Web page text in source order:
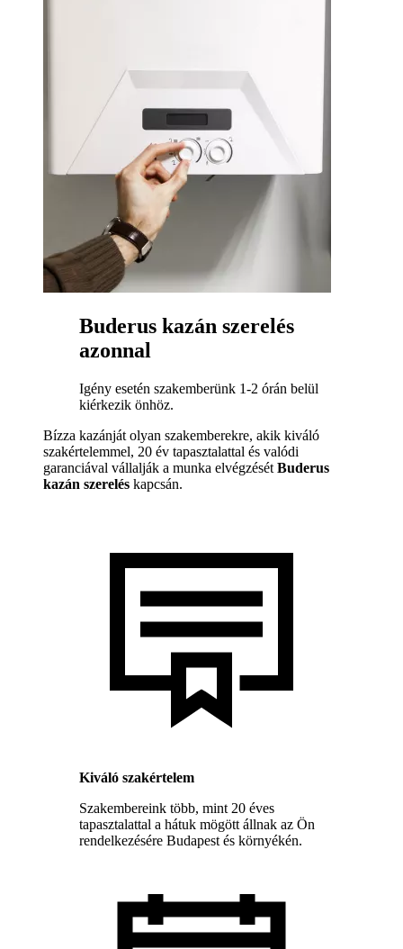
Buderus kazán szerelés
azonnal
Igény esetén szakemberünk 1-2 órán belül
kiérkezik önhöz.
Bízza kazánját olyan szakemberekre, akik kiváló
szakértelemmel, 20 év tapasztalattal és valódi
garanciával vállalják a munka elvégzését Buderus
kazán szerelés kapcsán.
Kiváló szakértelem
Szakembereink több, mint 20 éves
tapasztalattal a hátuk mögött állnak az Ön
rendelkezésére Budapest és környékén.